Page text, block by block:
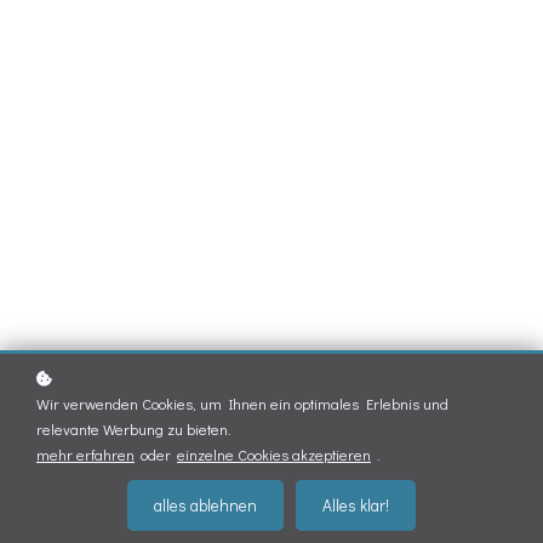
Wir verwenden Cookies, um Ihnen ein optimales Erlebnis und
relevante Werbung zu bieten.
mehr erfahren oder einzelne Cookies akzeptieren
alles ablehnen Alles klar!